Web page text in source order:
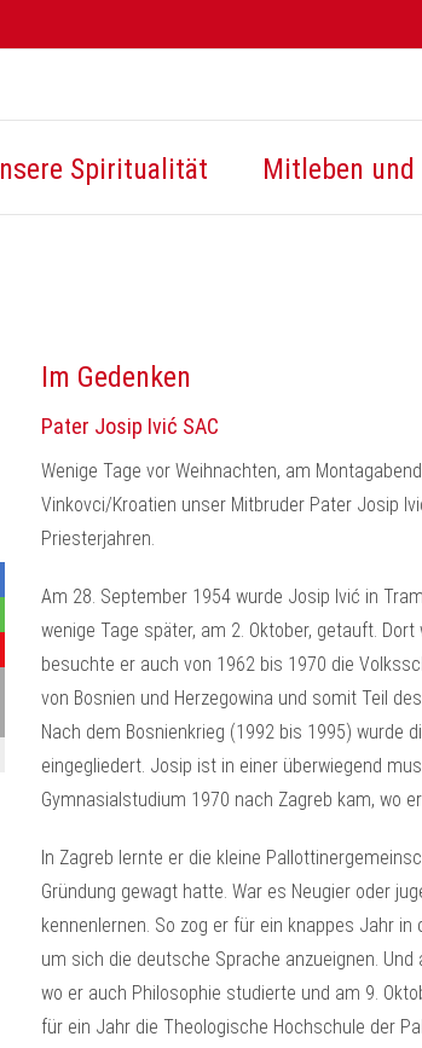
Spiritualität Mitleben
Im Gedenken
Pater Josip Ivić SAC
Wenige Tage vor Weihnachten, am
Vinkovci/Kroatien unser Mitbruder Pater Josip
Priesterjahren.
Am 28. September 1954 wurde Josip Ivić in
wenige Tage später, am 2. Oktober, getauft.
besuchte er auch von 1962 bis 1970 die
von Bosnien und Herzegowina und somit Teil
Nach dem Bosnienkrieg (1992 bis 1995) wurde
eingegliedert. Josip ist in einer überwiegend
Gymnasialstudium 1970 nach Zagreb kam, wo
In Zagreb lernte er die kleine
Gründung gewagt hatte. War es Neugier oder
kennenlernen. So zog er für ein knappes Jahr in
um sich die deutsche Sprache anzueignen.
wo er auch Philosophie studierte und am 9.
für ein Jahr die Theologische Hochschule der